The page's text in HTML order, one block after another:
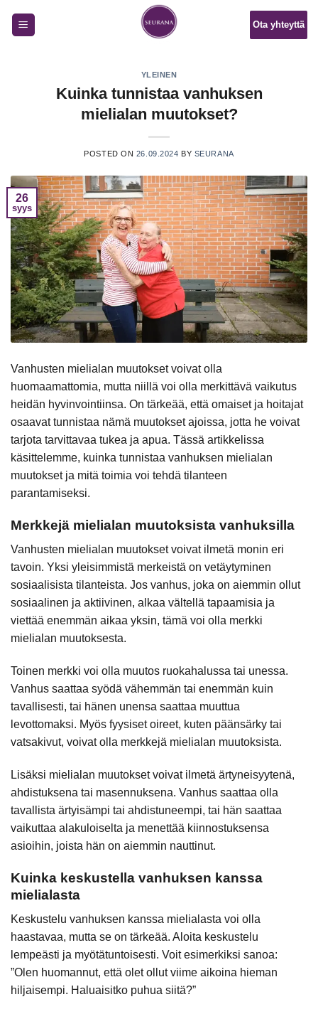
Ota yhteyttä
YLEINEN
Kuinka tunnistaa vanhuksen
mielialan muutokset?
POSTED ON 26.09.2024 BY SEURANA
26
syys
Vanhusten mielialan muutokset voivat olla
huomaamattomia, mutta niillä voi olla merkittävä vaikutus
heidän hyvinvointiinsa. On tärkeää, että omaiset ja hoitajat
osaavat tunnistaa nämä muutokset ajoissa, jotta he voivat
tarjota tarvittavaa tukea ja apua. Tässä artikkelissa
käsittelemme, kuinka tunnistaa vanhuksen mielialan
muutokset ja mitä toimia voi tehdä tilanteen
parantamiseksi.
Merkkejä mielialan muutoksista vanhuksilla
Vanhusten mielialan muutokset voivat ilmetä monin eri
tavoin. Yksi yleisimmistä merkeistä on vetäytyminen
sosiaalisista tilanteista. Jos vanhus, joka on aiemmin ollut
sosiaalinen ja aktiivinen, alkaa vältellä tapaamisia ja
viettää enemmän aikaa yksin, tämä voi olla merkki
mielialan muutoksesta.
Toinen merkki voi olla muutos ruokahalussa tai unessa.
Vanhus saattaa syödä vähemmän tai enemmän kuin
tavallisesti, tai hänen unensa saattaa muuttua
levottomaksi. Myös fyysiset oireet, kuten päänsärky tai
vatsakivut, voivat olla merkkejä mielialan muutoksista.
Lisäksi mielialan muutokset voivat ilmetä ärtyneisyytenä,
ahdistuksena tai masennuksena. Vanhus saattaa olla
tavallista ärtyisämpi tai ahdistuneempi, tai hän saattaa
vaikuttaa alakuloiselta ja menettää kiinnostuksensa
asioihin, joista hän on aiemmin nauttinut.
Kuinka keskustella vanhuksen kanssa
mielialasta
Keskustelu vanhuksen kanssa mielialasta voi olla
haastavaa, mutta se on tärkeää. Aloita keskustelu
lempeästi ja myötätuntoisesti. Voit esimerkiksi sanoa:
”Olen huomannut, että olet ollut viime aikoina hieman
hiljaisempi. Haluaisitko puhua siitä?”